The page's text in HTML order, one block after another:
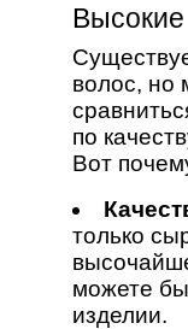
волос, но
по
Вот
только
можете
изделии.